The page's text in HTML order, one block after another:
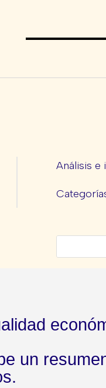
Análisis e
un